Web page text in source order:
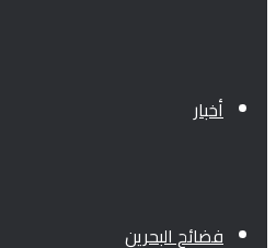
أخبار
فضائح البحرين